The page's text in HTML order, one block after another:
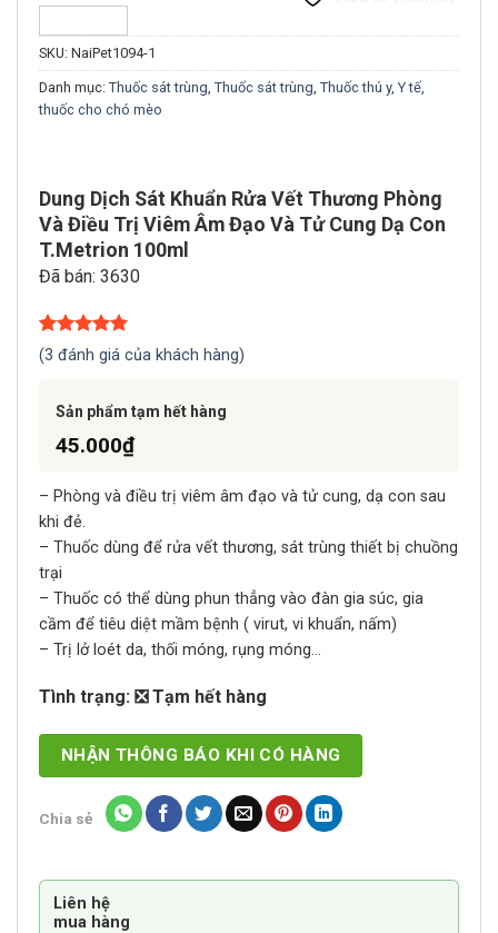
SKU: NaiPet1094-1
Danh mục: Thuốc sát trùng, Thuốc sát trùng, Thuốc thú y, Y tế,
thuốc cho chó mèo
Dung Dịch Sát Khuẩn Rửa Vết Thương Phòng
Và Điều Trị Viêm Âm Đạo Và Tử Cung Dạ Con
T.Metrion 100ml
Đã bán: 3630
5.00trên 5
dựa trên
3
(3 đánh giá của khách hàng)
Sản phẩm tạm hết hàng
45.000₫
– Phòng và điều trị viêm âm đạo và tử cung, dạ con sau
khi đẻ.
– Thuốc dùng để rửa vết thương, sát trùng thiết bị chuồng
trại
– Thuốc có thể dùng phun thẳng vào đàn gia súc, gia
cầm để tiêu diệt mầm bệnh ( virut, vi khuẩn, nấm)
– Trị lở loét da, thối móng, rụng móng…
Tình trạng: ❎ Tạm hết hàng
NHẬN THÔNG BÁO KHI CÓ HÀNG
Chia sẻ
Liên hệ
mua hàng